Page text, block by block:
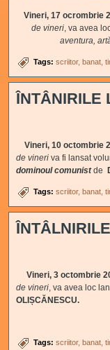
Vineri, 17 ocrombrie
de vineri, va avea
aventura,
Tags:scriitor banat
ÎNTÂNIRILE
Vineri, 10 octombrie
de vineri va fi lansat
dominoul comunistde
Tags:scriitor banat
Vineri, 3 octombrie
de vineri, va avea loc
OLIȘCĂNESCU.
Tags:scriitor banat